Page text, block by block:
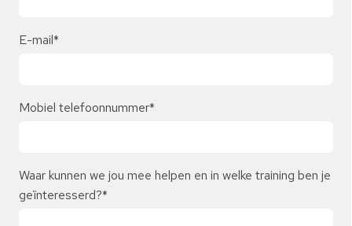
E-mail*
Mobiel telefoonnummer*
Waar kunnen we jou mee helpen en in welke training ben je
geïnteresserd?*